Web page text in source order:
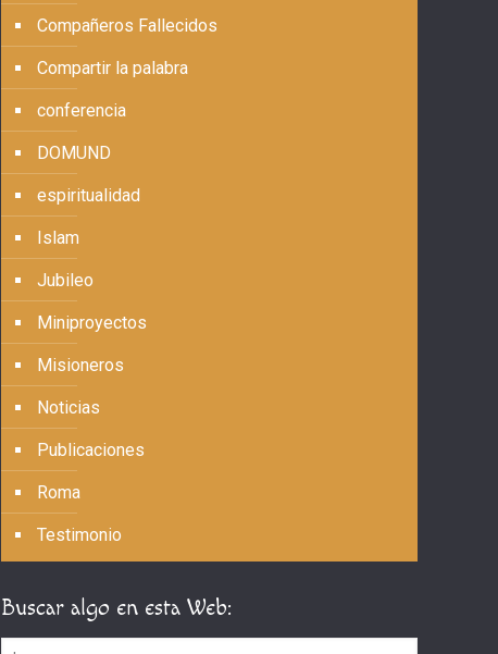
Compañeros Fallecidos
Compartir la palabra
conferencia
DOMUND
espiritualidad
Islam
Jubileo
Miniproyectos
Misioneros
Noticias
Publicaciones
Roma
Testimonio
Buscar algo en esta Web: